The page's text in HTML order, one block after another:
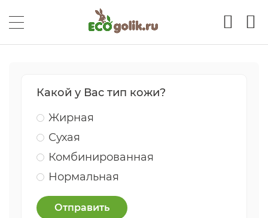
Какой у Вас тип кожи?
Жирная
Сухая
Комбинированная
Нормальная
Отправить